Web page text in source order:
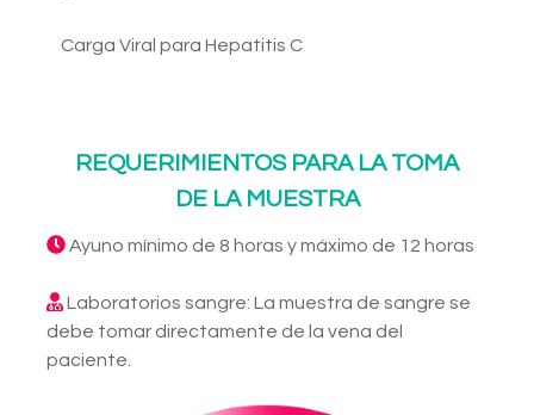
Carga Viral para Hepatitis C
REQUERIMIENTOS PARA LA TOMA
DE LA MUESTRA
Ayuno mínimo de 8 horas y máximo de 12 horas
Laboratorios sangre: La muestra de sangre se
debe tomar directamente de la vena del
paciente.